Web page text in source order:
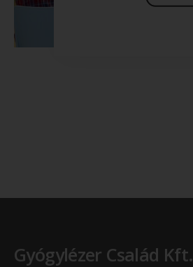
Gyógylézer Család Kft.